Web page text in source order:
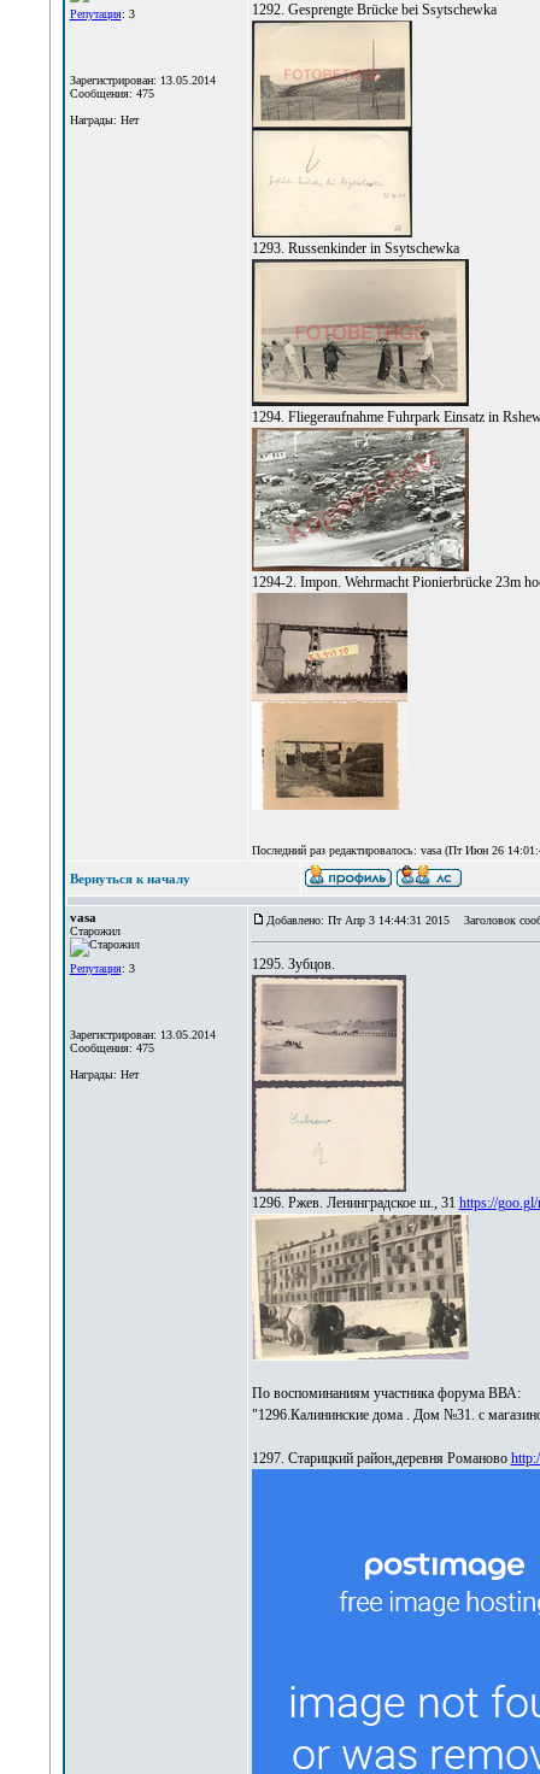
Репутация: 3
Зарегистрирован: 13.05.2014
Сообщения: 475
Награды: Нет
1292. Gesprengte Brücke bei Ssytschewka
1293. Russenkinder in Ssytschewka
1294. Fliegeraufnahme Fuhrpark Einsatz in
1294-2. Impon. Wehrmacht Pionierbrücke 23m
Последний раз редактировалось: vasa (Пт Июн 26
Вернуться к началу
vasa
Старожил
Репутация: 3
Зарегистрирован: 13.05.2014
Сообщения: 475
Награды: Нет
Добавлено: Пт Апр 3 14:44:31 2015 Заголовок
1295. Зубцов.
1296. Ржев. Ленинградское ш., 31 https://
По воспоминаниям участника форума ВВА:
"1296.Калининские дома . Дом №31. с
1297. Старицкий район,деревня Романово